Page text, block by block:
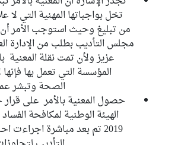
تخل بواجباتها المهنية التي لا
من تبليغ وحيث استوجب الأمر
مجلس التأديب بطلب من الإدارة
عزيز ولأن تمت نقلة المعنية
المؤسسة التي تعمل بها
الصحة وتبشر
حصول المعنية بالأمر على
2019 تم بعد مباشرة